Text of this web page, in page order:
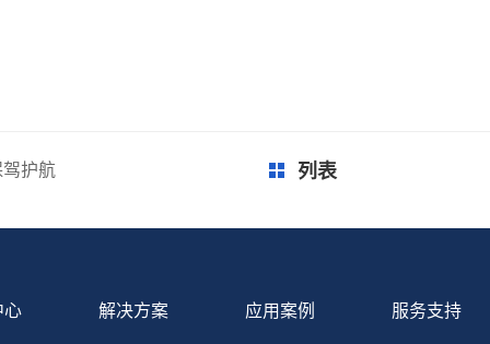
护航 列表
心 解决方案 应用案例 服务支持